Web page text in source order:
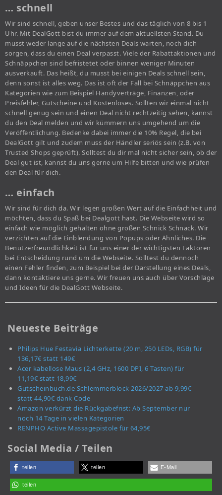
… schnell
Wir sind schnell, geben unser Bestes und das täglich von 8 bis 1
Uhr. Mit DealGott bist du immer auf dem aktuellsten Stand. Du
musst weder lange auf die nächsten Deals warten, noch dich
sorgen, dass du einen Deal verpasst. Viele der Rabattaktionen und
Schnäppchen sind befristetet oder binnen weniger Minuten
ausverkauft. Das heißt, du musst bei einigen Deals schnell sein,
denn sonst ist alles weg. Das ist oft der Fall bei Schnäppchen aus
Kategorien wie zum Beispiel Handyverträge, Finanzen, oder
Preisfehler, Gutscheine und Kostenloses. Sollten wir einmal nicht
schnell genug sein und einen Deal nicht rechtzeitig sehen, kannst
du den Deal melden und wir kümmern uns umgehend um die
Veröffentlichung. Bedenke dabei immer die 10% Regel, die bei
DealGott gilt und zudem muss der Händler seriös sein (z.B. von
Trusted Shops geprüft). Solltest du dir mal nicht sicher sein, ob der
Deal gut ist, kannst du uns gerne um Hilfe bitten und wie prüfen
den Deal für dich.
… einfach
Wir sind für dich da. Wir legen großen Wert auf die Einfachheit und
möchten, dass du Spaß bei Dealgott hast. Die Webseite wird so
einfach wie möglich gehalten ohne großen Schnick Schnack. Wir
verzichten auf die Einblendung von Popups oder Ähnliches. Die
Benutzerfreundlichkeit ist für uns einer der wichtigsten Faktoren
bei Entscheidung rund um die Webseite. Solltest du dennoch
einen Fehler finden, zum Beispiel bei der Darstellung eines Deals,
dann kontaktiere uns gerne. Wir freuen uns auch über Vorschläge
und Ideen für die DealGott Webseite.
Neueste Beiträge
Philips Hue Festavia Lichterkette (20 m, 250 LEDs, RGB) für
136,17€ statt 149€
Acer kabellose Maus (2,4 GHz, 1600 DPI, 6 Tasten) für
11,19€ statt 18,99€
Gutscheinbuch.de Schlemmerblock 2026/2027 ab 9,99€
statt 44,90€ dank Code
Amazon verkürzt die Rückgabefrist: Ab September nur
noch 14 Tage in vielen Kategorien
RENPHO Active Massagepistole für 64,95€
Social Media / Teilen
teilen teilen E-Mail
teilen